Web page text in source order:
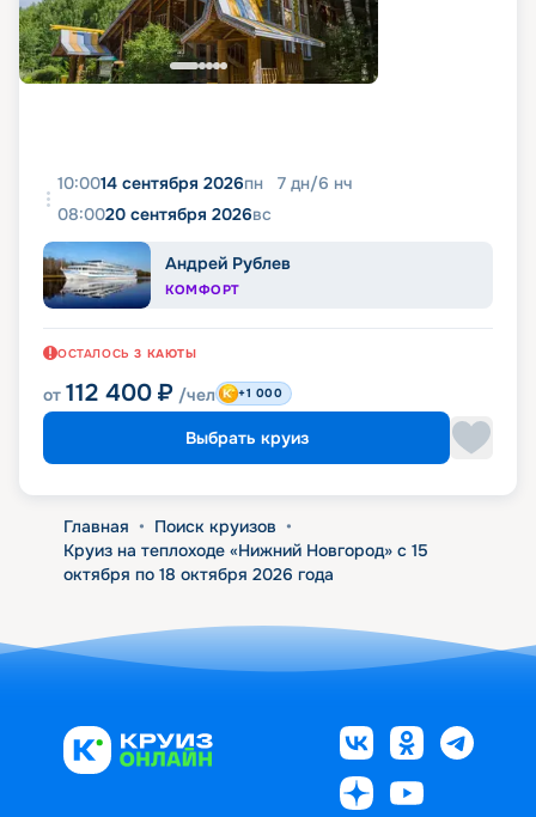
10:0014 сентября 2026пн 7 дн/6 нч
08:0020 сентября 2026вс
Андрей Рублев
КОМФОРТ
ОСТАЛОСЬ 3 КАЮТЫ
от 112 400 ₽ /чел +1 000
Выбрать круиз
Главная • Поиск круизов •
Круиз на теплоходе «Нижний Новгород» с 15
октября по 18 октября 2026 года